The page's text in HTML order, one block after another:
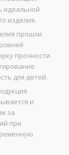
идеальной
изделия.
прошли
прочности
для детей.
и
за
при